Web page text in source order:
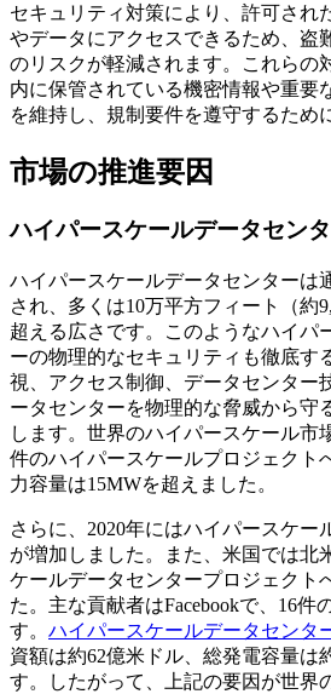
セキュリティ対策により、許可され
やデータにアクセスできるため、盗
のリスクが軽減されます。これらの
内に保管されている機密情報や重要
を維持し、規制要件を遵守するため
市場の推進要因
ハイパースケールデータセン
ハイパースケールデータセンターは
され、多くは10万平方フィート（約
超える広さです。このようなハイパ
ーの物理的なセキュリティも徹底す
視、アクセス制御、データセンター
ータセンターを物理的な脅威から守
します。世界のハイパースケール市
件のハイパースケールプロジェクト
力容量は15MWを超えました。
さらに、2020年にはハイパースケー
が増加しました。また、米国では北
ケールデータセンタープロジェクト
た。主な貢献者はFacebookで、16件
す。 ハイパースケールデータセンタ
資額は約62億米ドル、総発電容量は
す。したがって、上記の要因が世界